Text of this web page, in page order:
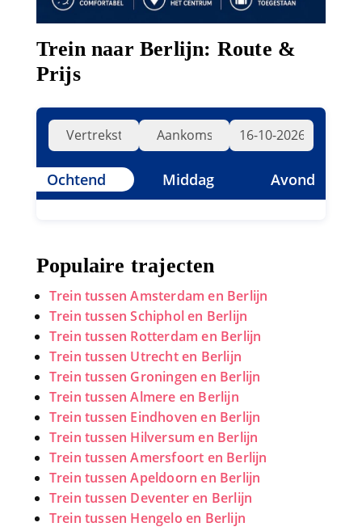
Trein naar Berlijn: Route &
Prijs
Ochtend Middag Avond
Populaire trajecten
Trein tussen Amsterdam en Berlijn
Trein tussen Schiphol en Berlijn
Trein tussen Rotterdam en Berlijn
Trein tussen Utrecht en Berlijn
Trein tussen Groningen en Berlijn
Trein tussen Almere en Berlijn
Trein tussen Eindhoven en Berlijn
Trein tussen Hilversum en Berlijn
Trein tussen Amersfoort en Berlijn
Trein tussen Apeldoorn en Berlijn
Trein tussen Deventer en Berlijn
Trein tussen Hengelo en Berlijn